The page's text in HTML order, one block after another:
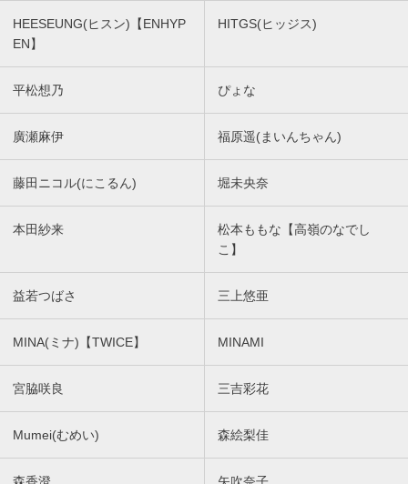
HEESEUNG(ヒスン)【ENHYP
EN】
HITGS(ヒッジス)
平松想乃 ぴょな
廣瀬麻伊 福原遥(まいんちゃん)
藤田ニコル(にこるん) 堀未央奈
本田紗来
松本ももな【高嶺のなでし
こ】
益若つばさ 三上悠亜
MINA(ミナ)【TWICE】 MINAMI
宮脇咲良 三吉彩花
Mumei(むめい) 森絵梨佳
森香澄 矢吹奈子